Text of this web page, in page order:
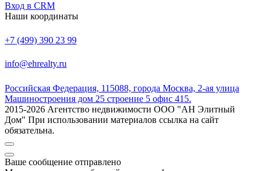
Вход в CRM
Наши координаты
+7 (499) 390 23 99
info@ehrealty.ru
Российская Федерация, 115088, города Москва, 2-ая улица
Машиностроения дом 25 строение 5 офис 415.
2015-2026 Агентство недвижимости ООО "АН Элитный
Дом" При использовании материалов ссылка на сайт
обязательна.
Ваше сообщение отправлено